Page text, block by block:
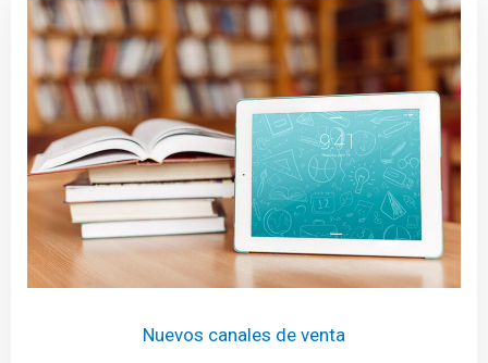
Nuevos canales de venta